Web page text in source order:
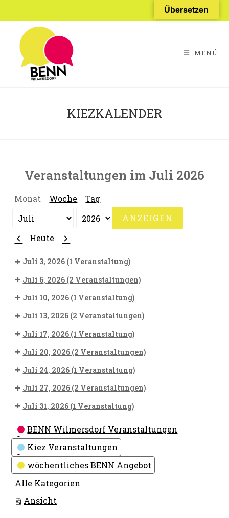
Inhalt
springen
MENÜ
KIEZKALENDER
Veranstaltungen im Juli 2026
Monat Woche Tag
Monat
Jahr
Zurück
Heute Weiter
Juli 3, 2026 (1 Veranstaltung)
Juli 6, 2026 (2 Veranstaltungen)
Juli 10, 2026 (1 Veranstaltung)
Juli 13, 2026 (2 Veranstaltungen)
Juli 17, 2026 (1 Veranstaltung)
Juli 20, 2026 (2 Veranstaltungen)
Juli 24, 2026 (1 Veranstaltung)
Juli 27, 2026 (2 Veranstaltungen)
Juli 31, 2026 (1 Veranstaltung)
Kategorien
BENN Wilmersdorf Veranstaltungen
Kiez Veranstaltungen
wöchentliches BENN Angebot
Alle Kategorien
Ansicht
Übersetzen